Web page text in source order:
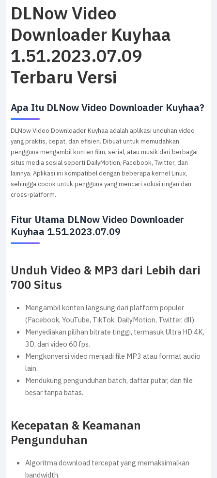
DLNow Video
Downloader Kuyhaa
1.51.2023.07.09
Terbaru Versi
Apa Itu DLNow Video Downloader Kuyhaa?
DLNow Video Downloader Kuyhaa adalah aplikasi unduhan video
yang praktis, cepat, dan efisien. Dibuat untuk memudahkan
pengguna mengambil konten film, serial, atau musik dari berbagai
situs media sosial seperti DailyMotion, Facebook, Twitter, dan
lainnya. Aplikasi ini kompatibel dengan beberapa kernel Linux,
sehingga cocok untuk pengguna yang mencari solusi ringan dan
cross‑platform.
Fitur Utama DLNow Video Downloader
Kuyhaa 1.51.2023.07.09
Unduh Video & MP3 dari Lebih dari
700 Situs
Mengambil konten langsung dari platform populer
(Facebook, YouTube, TikTok, DailyMotion, Twitter, dll).
Menyediakan pilihan bitrate tinggi, termasuk Ultra HD 4K,
3D, dan video 60 fps.
Mengkonversi video menjadi file MP3 atau format audio
lain.
Mendukung pengunduhan batch, daftar putar, dan file
besar tanpa batas.
Kecepatan & Keamanan
Pengunduhan
Algoritma download tercepat yang memaksimalkan
bandwidth.